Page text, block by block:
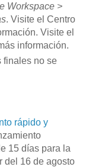
Workspace >
. Visite el Centro
Visite el
información.
finales no se
rápido y
15 días para la
del 16 de agosto